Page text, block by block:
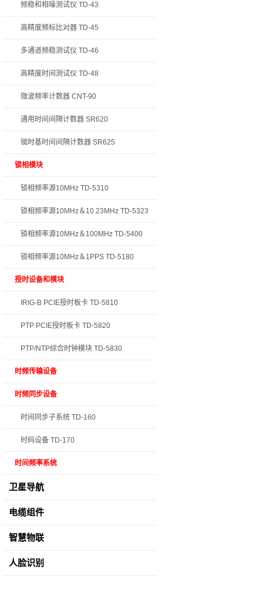
频稳和相噪测试仪 TD-43
高精度频标比对器 TD-45
多通道频稳测试仪 TD-46
高精度时间测试仪 TD-48
微波频率计数器 CNT-90
通用时间间隔计数器 SR620
铷时基时间间隔计数器 SR625
锁相模块
锁相频率源10MHz TD-5310
锁相频率源10MHz＆10.23MHz TD-5323
锁相频率源10MHz＆100MHz TD-5400
锁相频率源10MHz＆1PPS TD-5180
授时设备和模块
IRIG-B PCIE授时板卡 TD-5810
PTP PCIE授时板卡 TD-5820
PTP/NTP综合时钟模块 TD-5830
时频传输设备
时频同步设备
时间同步子系统 TD-160
时码设备 TD-170
时间频率系统
卫星导航
电缆组件
智慧物联
人脸识别